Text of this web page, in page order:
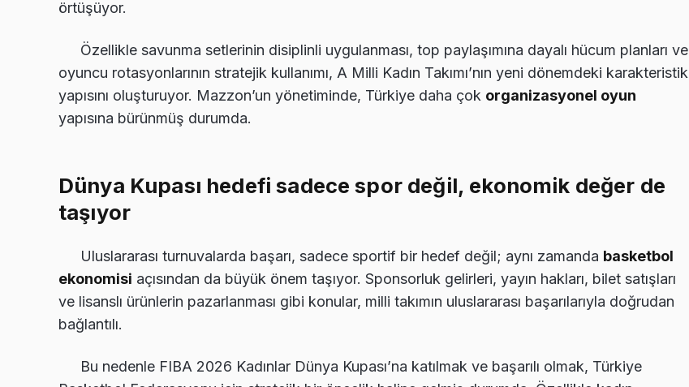
örtüşüyor.
Özellikle savunma setlerinin disiplinli uygulanması, top paylaşımına dayalı hücum planları ve
oyuncu rotasyonlarının stratejik kullanımı, A Milli Kadın Takımı’nın yeni dönemdeki karakteristik
yapısını oluşturuyor. Mazzon’un yönetiminde, Türkiye daha çok organizasyonel oyun
yapısına bürünmüş durumda.
Dünya Kupası hedefi sadece spor değil, ekonomik değer de
taşıyor
Uluslararası turnuvalarda başarı, sadece sportif bir hedef değil; aynı zamanda basketbol
ekonomisi açısından da büyük önem taşıyor. Sponsorluk gelirleri, yayın hakları, bilet satışları
ve lisanslı ürünlerin pazarlanması gibi konular, milli takımın uluslararası başarılarıyla doğrudan
bağlantılı.
Bu nedenle FIBA 2026 Kadınlar Dünya Kupası’na katılmak ve başarılı olmak, Türkiye